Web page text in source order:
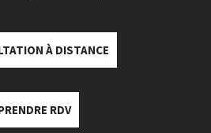
À DISTANCE
RDV